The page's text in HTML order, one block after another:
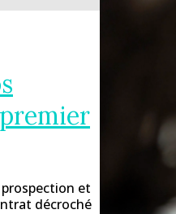
et
décroché